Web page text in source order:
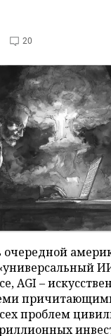
20
очередной
AGI –
проблем